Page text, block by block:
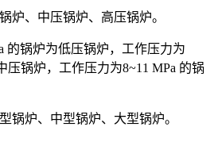
炉、中压锅炉、高压锅炉。
的锅炉为低压锅炉，工作压力为
压锅炉，工作压力为8~11 MPa 的锅
锅炉、中型锅炉、大型锅炉。